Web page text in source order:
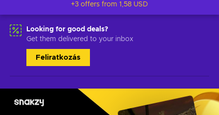
+3 offers from 1,58 USD
Looking for good deals?
Get them delivered to your inbox
Feliratkozás